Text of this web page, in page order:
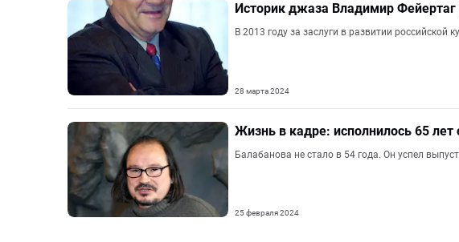
Историк джаза Владимир Фейертаг
В 2013 году за заслуги в развитии
28 марта 2024
Жизнь в кадре: исполнилось 65
Балабанова не стало в 54 года. Он успел
25 февраля 2024